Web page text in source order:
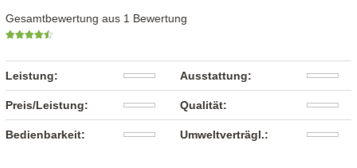
Gesamtbewertung aus 1 Bewertung
Leistung: Ausstattung:
Preis/Leistung: Qualität:
Bedienbarkeit: Umweltverträgl.: